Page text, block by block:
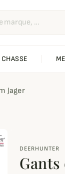
CHASSE
Jager
DEERHUNTER